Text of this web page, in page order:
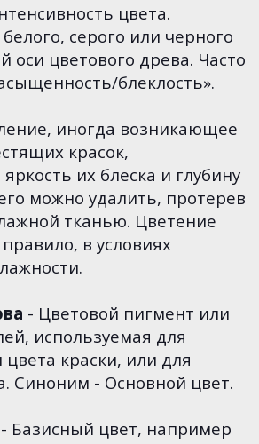
цвета.
серого или черного
оси цветового древа. Часто
блеклость».
иногда возникающее
красок,
их блеска и глубину
можно удалить, протерев
тканью. Цветение
в условиях
- Цветовой пигмент или
используемая для
краски, или для
Синоним - Основной цвет.
- Базисный цвет, например